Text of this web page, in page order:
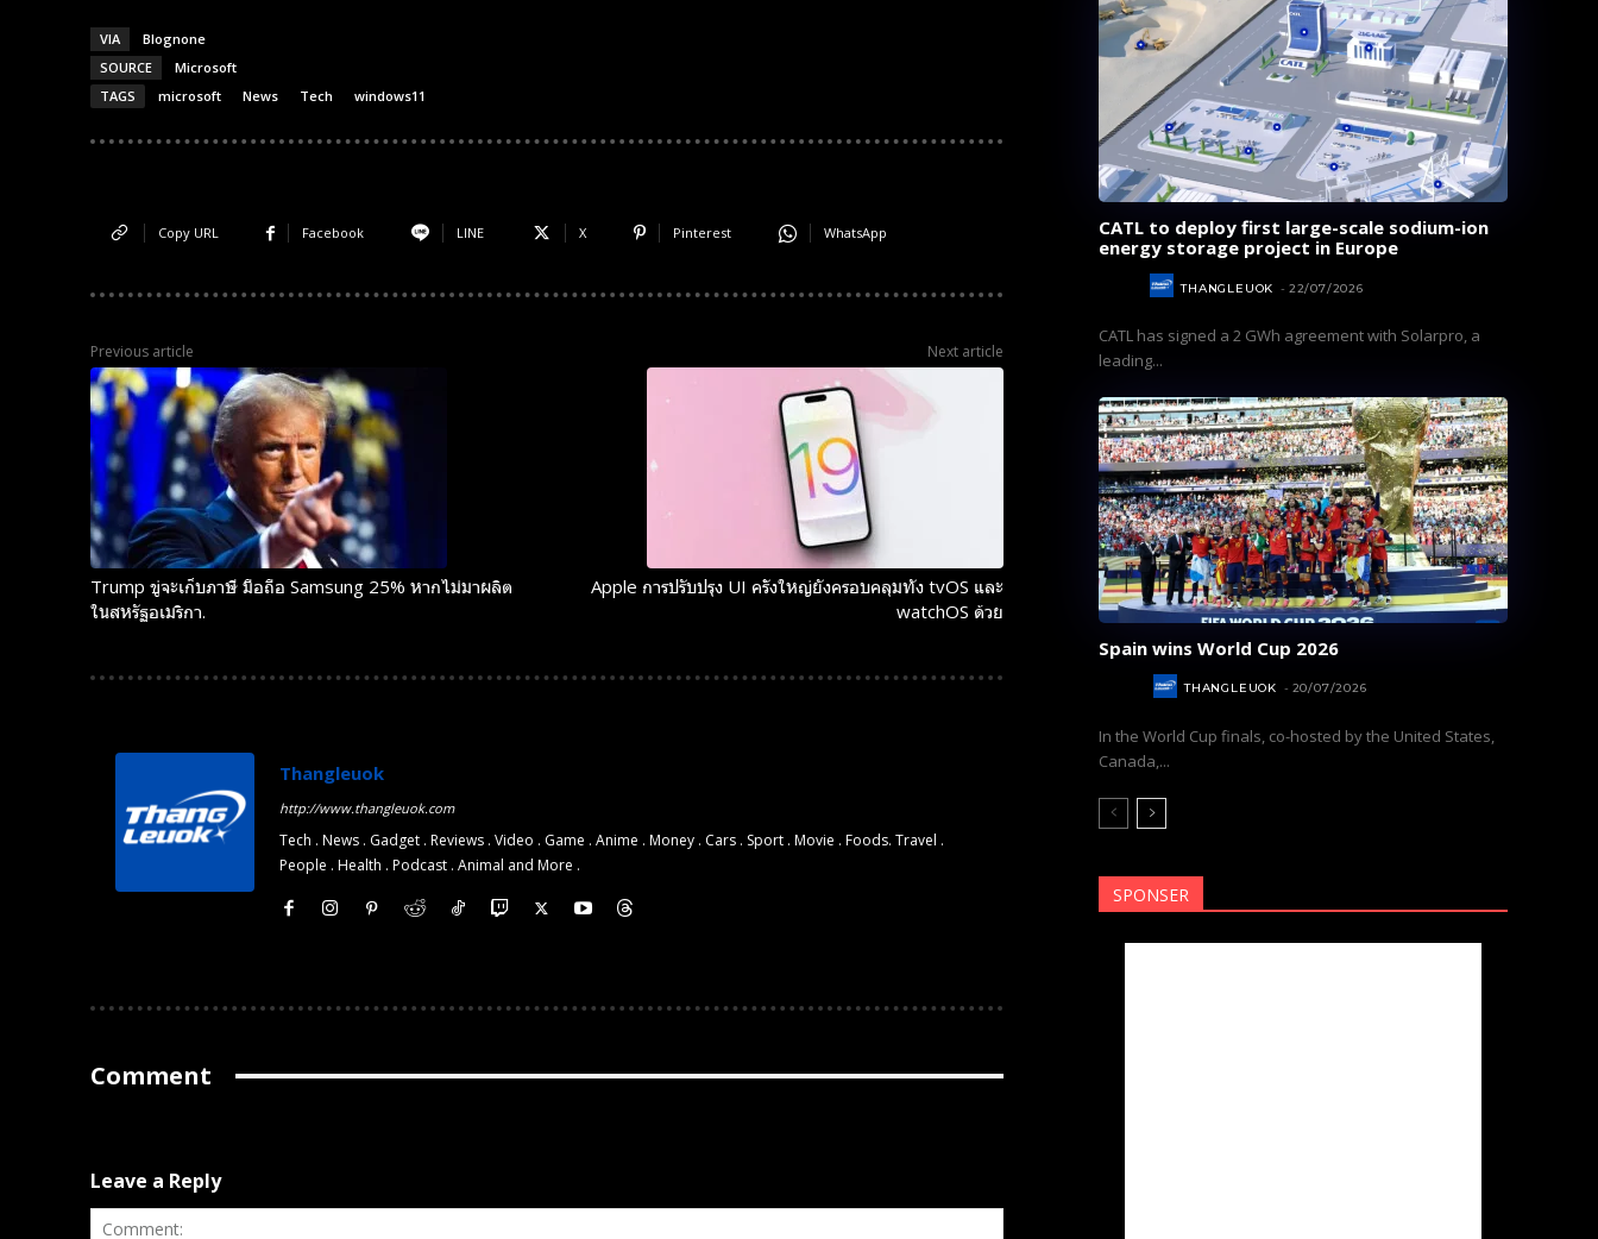
Subscribe now
To access
premium
content
Trial
Yearly
Professional
I Want To Sign Up
Subscribe now
To access
premium
content
Trial
Yearly
Professional
I Want To Sign Up
VIA
Blognone
SOURCE
Microsoft
TAGS
microsoft News Tech windows11
Copy URL Facebook LINE X Pinterest WhatsApp
Previous article
Trump ขู่จะเก็บภาษี มือถือ Samsung 25% หากไม่มาผลิต
ในสหรัฐอเมริกา.
Next article
Apple การปรับปรุง UI ครั้งใหญ่ยังครอบคลุมทัง tvOS และ
watchOS ด้วย
Thangleuok
http://www.thangleuok.com
Tech . News . Gadget . Reviews . Video . Game . Anime . Money . Cars . Sport . Movie . Foods. Travel .
People . Health . Podcast . Animal and More .
Comment
Leave a Reply
CATL to deploy first large-scale sodium-ion
energy storage project in Europe
THANGLEUOK - 22/07/2026
CATL has signed a 2 GWh agreement with Solarpro, a
leading...
Spain wins World Cup 2026
THANGLEUOK - 20/07/2026
In the World Cup finals, co-hosted by the United States,
Canada,...
SPONSER